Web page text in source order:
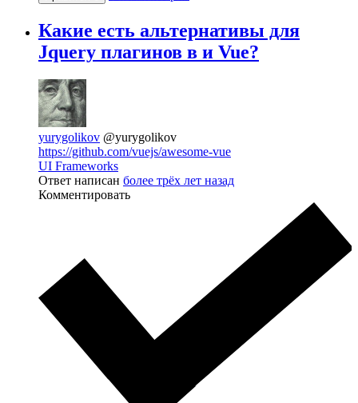
Какие есть альтернативы для
Jquery плагинов в и Vue?
yurygolikov @yurygolikov
https://github.com/vuejs/awesome-vue
UI Frameworks
Ответ написан более трёх лет назад
Комментировать